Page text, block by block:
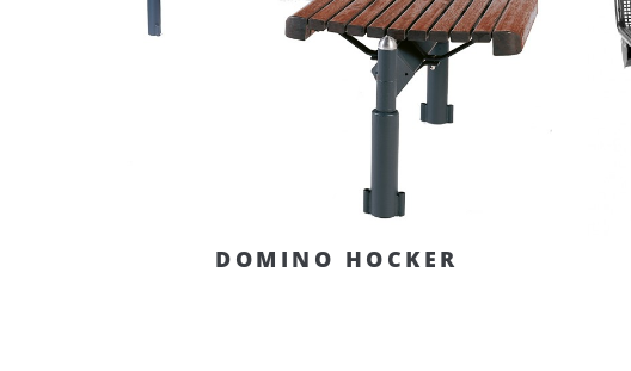
DOMINO HOCKER